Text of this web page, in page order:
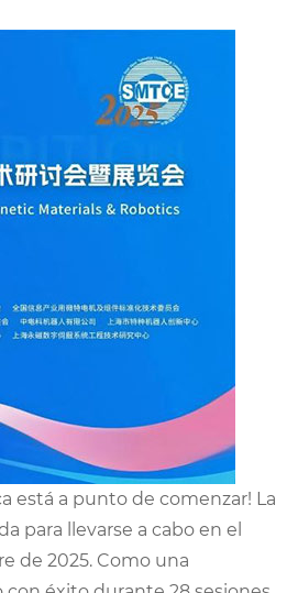
está a punto de comenzar! La
para llevarse a cabo en el
de 2025. Como una